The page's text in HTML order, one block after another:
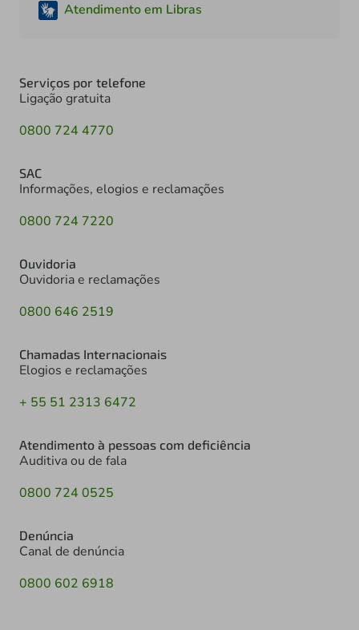
Atendimento em Libras
Serviços por telefone
Ligação gratuita
0800 724 4770
SAC
Informações, elogios e reclamações
0800 724 7220
Ouvidoria
Ouvidoria e reclamações
0800 646 2519
Chamadas Internacionais
Elogios e reclamações
+ 55 51 2313 6472
Atendimento à pessoas com deficiência
Auditiva ou de fala
0800 724 0525
Denúncia
Canal de denúncia
0800 602 6918